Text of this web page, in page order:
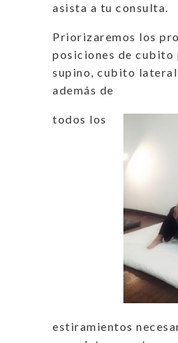
asista a tu consulta.
Priorizaremos los
posiciones de cubito
supino, cubito lateral
además de
todos los
estiramientos